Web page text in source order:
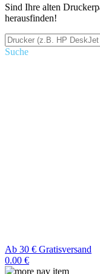
Sind Ihre alten
herausfinden!
Suche
Ab 30 € Gratisversand
0.00 €